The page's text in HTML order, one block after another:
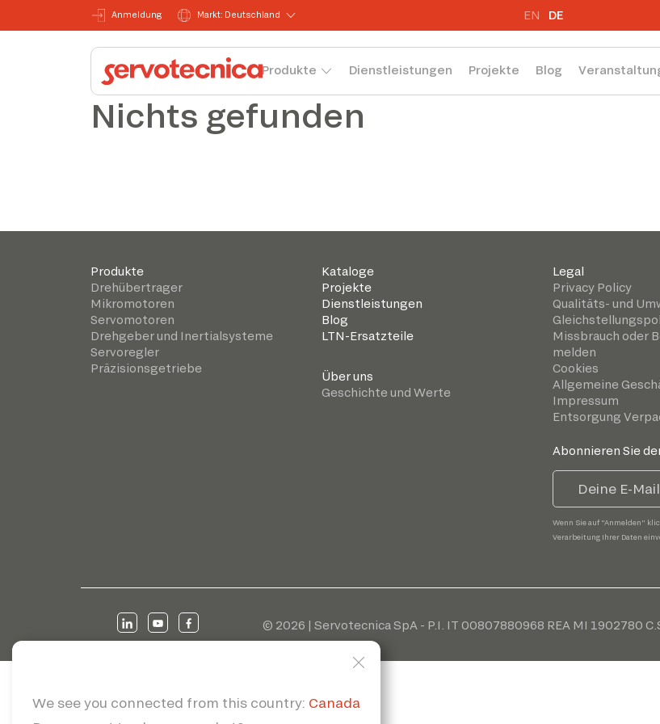
Anmeldung Markt: Deutschland EN DE
Produkte Dienstleistungen Projekte Blog
Nichts gefunden
Produkte
Drehübertrager
Mikromotoren
Servomotoren
Drehgeber und Inertialsysteme
Servoregler
Präzisionsgetriebe
Kataloge
Projekte
Dienstleistungen
Blog
LTN-Ersatzteile
Über uns
Geschichte und Werte
Legal
Privacy Policy
Qualitäts- und
Missbrauch oder
melden
Cookies
Allgemeine
Impressum
Entsorgung
Abonnieren Sie
Wenn Sie auf "Anmelden"
Verarbeitung Ihrer Daten
© 2026 | Servotecnica SpA - P.I. IT 00807880968 REA MI 1902780